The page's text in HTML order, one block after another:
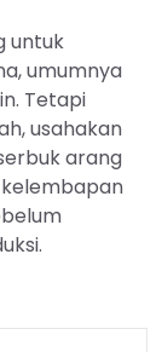
untuk
umumnya
Tetapi
usahakan
arang